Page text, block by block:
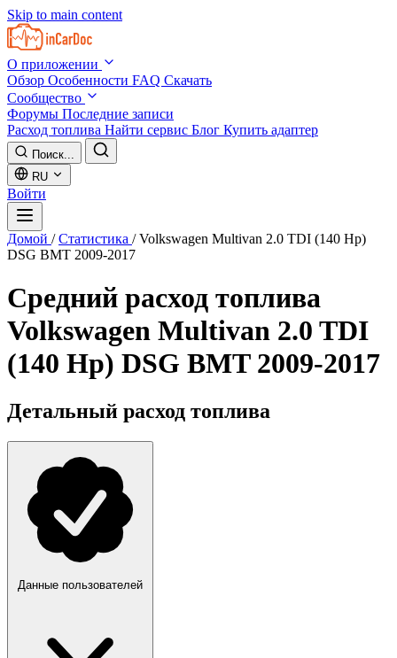
Skip to main content
О приложении
Обзор Особенности FAQ Скачать
Сообщество
Форумы Последние записи
Расход топлива Найти сервис Блог Купить адаптер
Поиск...
RU
Войти
Домой / Статистика / Volkswagen Multivan 2.0 TDI (140 Hp)
DSG BMT 2009-2017
Средний расход топлива
Volkswagen Multivan 2.0 TDI
(140 Hp) DSG BMT 2009-2017
Детальный расход топлива
Данные пользователей